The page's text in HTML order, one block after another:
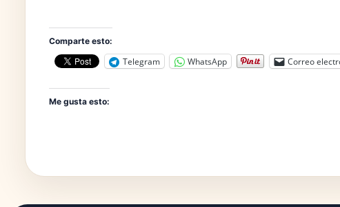
Comparte esto:
Telegram WhatsApp Correo
Me gusta esto: